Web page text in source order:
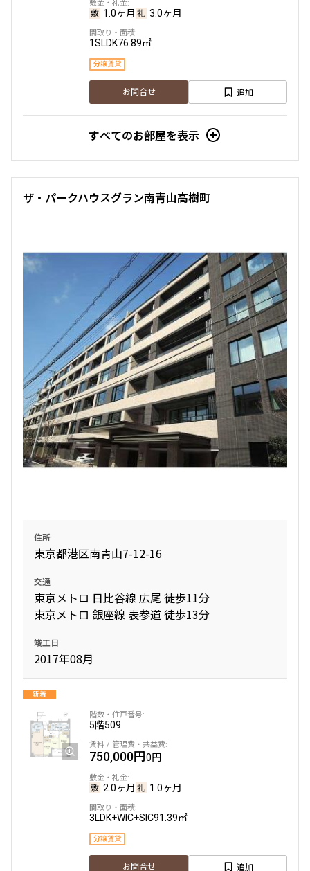
1.0ヶ月 3.0ヶ月
1SLDK76.89㎡
分譲賃貸
お問合せ 追加
すべてのお部屋を表示
ザ・パークハウスグラン南青山高樹町
住所
東京都港区南青山7-12-16
交通
東京メトロ 日比谷線 広尾 徒歩11分
東京メトロ 銀座線 表参道 徒歩13分
竣工日
2017年08月
新着
5階509
750,000円0円
2.0ヶ月 1.0ヶ月
3LDK+WIC+SIC91.39㎡
分譲賃貸
お問合せ 追加